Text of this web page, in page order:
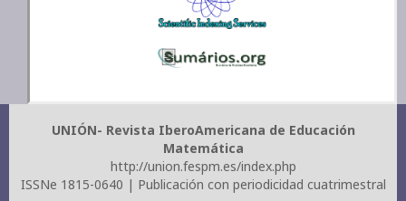
UNIÓN- Revista IberoAmericana de Educación
Matemática
http://union.fespm.es/index.php
ISSNe 1815-0640 | Publicación con periodicidad cuatrimestral